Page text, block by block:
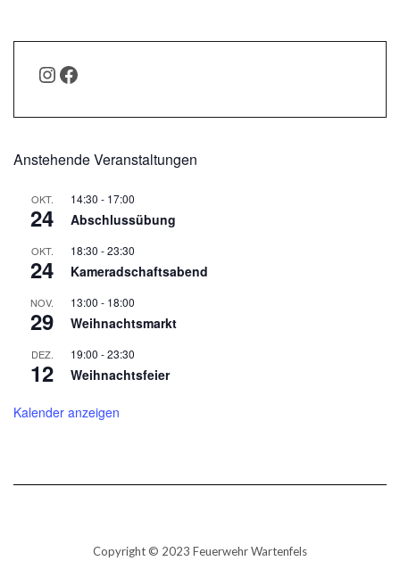
INSTAGRAM
FACEBOOK
Anstehende Veranstaltungen
OKT.
24
14:30 - 17:00
Abschlussübung
OKT.
24
18:30 -23:30
Kameradschaftsabend
NOV.
29
13:00 - 18:00
Weihnachtsmarkt
DEZ.
12
19:00 -23:30
Weihnachtsfeier
Kalender anzeigen
Copyright © 2023 Feuerwehr Wartenfels